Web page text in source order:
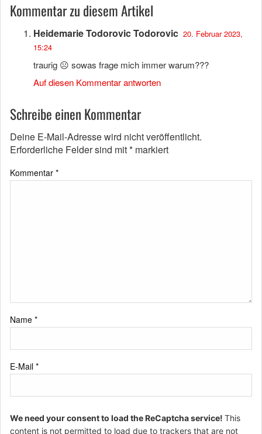
Kommentar zu diesem Artikel
Heidemarie Todorovic Todorovic 20. Februar 2023,
15:24
traurig ☹ sowas frage mich immer warum???
Auf diesen Kommentar antworten
Schreibe einen Kommentar
Deine E-Mail-Adresse wird nicht veröffentlicht.
Erforderliche Felder sind mit* markiert
Kommentar *
Name *
E-Mail *
We need your consent to load the ReCaptcha service! This
content is not permitted to load due to trackers that are not